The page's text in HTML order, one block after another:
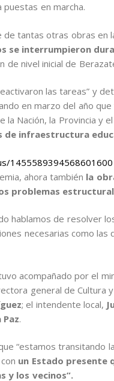
en marcha.
tantas otras obras en
se interrumpieron
de nivel inicial de
las tareas” y
en marzo del año
Nación, la Provincia y
de infraestructura
1455589394568601600
ahora también la
problemas
hablamos de resolver
necesarias como
acompañado por el
general de Cultura
; el intendente local,
.
“estamos transitando
un Estado presente
y los vecinos”.